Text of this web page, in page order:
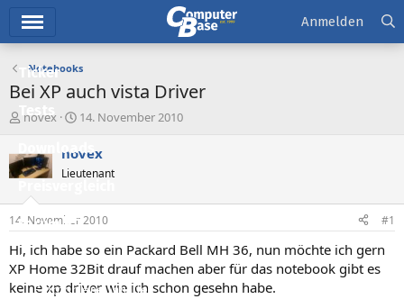
Ticker
Downloads
Forum
Aktuelles
Empfohlene Inhalte
Anmelden
Notebooks
Bei XP auch vista Driver
E
t
e
e
novex
E
s
e
t
a
m
14. November 2010
novex
Lieutenant
14. November 2010 #1
Hi, ich habe so ein Packard Bell MH 36, nun möchte ich gern
XP Home 32Bit drauf machen aber für das notebook gibt es
keine xp driver wie ich schon gesehn habe.